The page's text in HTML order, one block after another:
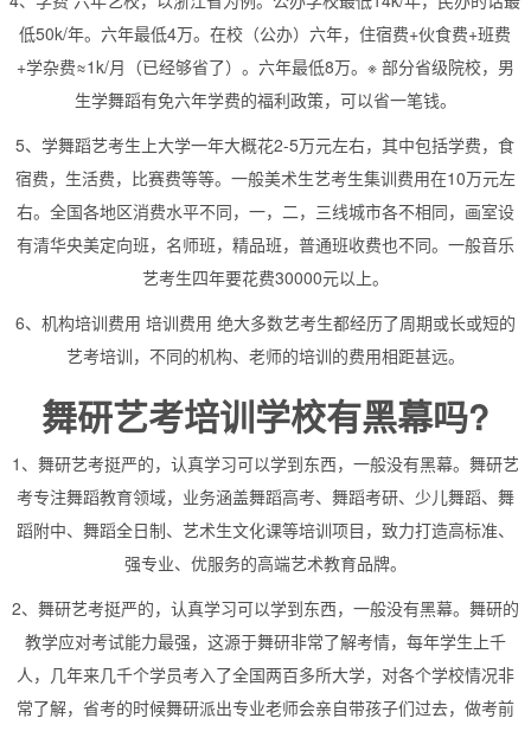
低50k/年。六年最低4万。在校（公办）六年，住宿费+伙食费+班费
+学杂费≈1k/月（已经够省了）。六年最低8万。※ 部分省级院校，男
生学舞蹈有免六年学费的福利政策，可以省一笔钱。
5、学舞蹈艺考生上大学一年大概花2-5万元左右，其中包括学费，食
宿费，生活费，比赛费等等。一般美术生艺考生集训费用在10万元左
右。全国各地区消费水平不同，一，二，三线城市各不相同，画室设
有清华央美定向班，名师班，精品班，普通班收费也不同。一般音乐
艺考生四年要花费30000元以上。
6、机构培训费用 培训费用 绝大多数艺考生都经历了周期或长或短的
艺考培训，不同的机构、老师的培训的费用相距甚远。
舞研艺考培训学校有黑幕吗?
1、舞研艺考挺严的，认真学习可以学到东西，一般没有黑幕。舞研艺
考专注舞蹈教育领域，业务涵盖舞蹈高考、舞蹈考研、少儿舞蹈、舞
蹈附中、舞蹈全日制、艺术生文化课等培训项目，致力打造高标准、
强专业、优服务的高端艺术教育品牌。
2、舞研艺考挺严的，认真学习可以学到东西，一般没有黑幕。舞研的
教学应对考试能力最强，这源于舞研非常了解考情，每年学生上千
人，几年来几千个学员考入了全国两百多所大学，对各个学校情况非
常了解，省考的时候舞研派出专业老师会亲自带孩子们过去，做考前